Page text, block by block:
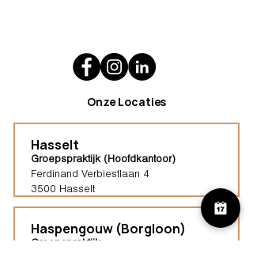
Onze Locaties
Hasselt
Groepspraktijk (Hoofdkantoor)
Ferdinand Verbiestlaan 4
3500 Hasselt
Haspengouw (Borgloon)